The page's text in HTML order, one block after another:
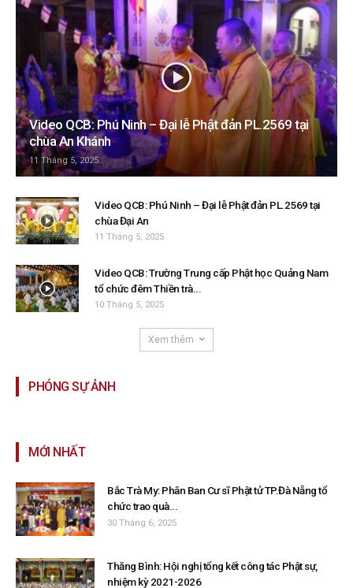
Video QCB: Phú Ninh – Đại lễ Phật đản PL.2569 tại
chùa An Khánh
11 Tháng 5, 2025
Video QCB: Phú Ninh – Đại lễ Phật đản PL.2569 tại
chùa Đại An
11 Tháng 5, 2025
Video QCB: Trường Trung cấp Phật học Quảng Nam
tổ chức đêm Thiền trà...
10 Tháng 5, 2025
Xem thêm
PHÓNG SỰ ẢNH
MỚI NHẤT
Bắc Trà My: Phân Ban Cư sĩ Phật tử TP.Đà Nẵng tổ
chức trao quà...
30 Tháng 6, 2025
Thăng Bình: Hội nghị tổng kết công tác Phật sự,
nhiệm kỳ 2021-2026